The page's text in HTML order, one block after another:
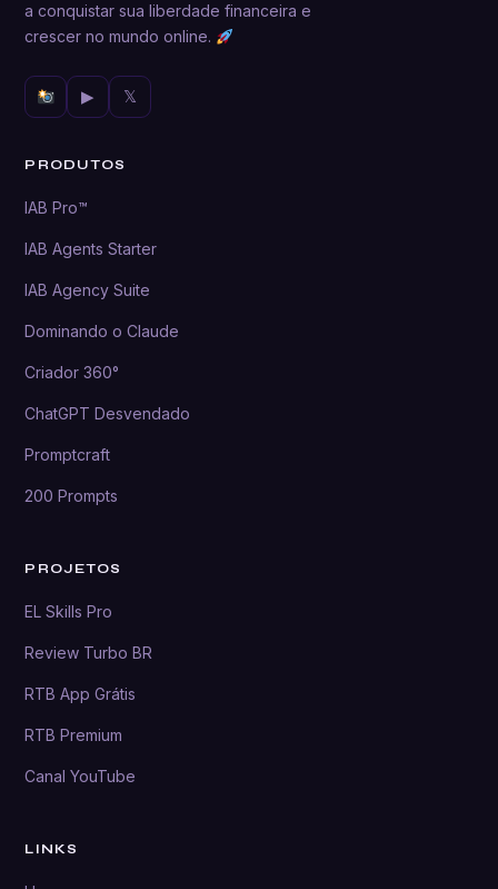
a conquistar sua liberdade financeira e
crescer no mundo online.
▶ 𝕏
PRODUTOS
IAB Pro™
IAB Agents Starter
IAB Agency Suite
Dominando o Claude
Criador 360°
ChatGPT Desvendado
Promptcraft
200 Prompts
PROJETOS
EL Skills Pro
Review Turbo BR
RTB App Grátis
RTB Premium
Canal YouTube
LINKS